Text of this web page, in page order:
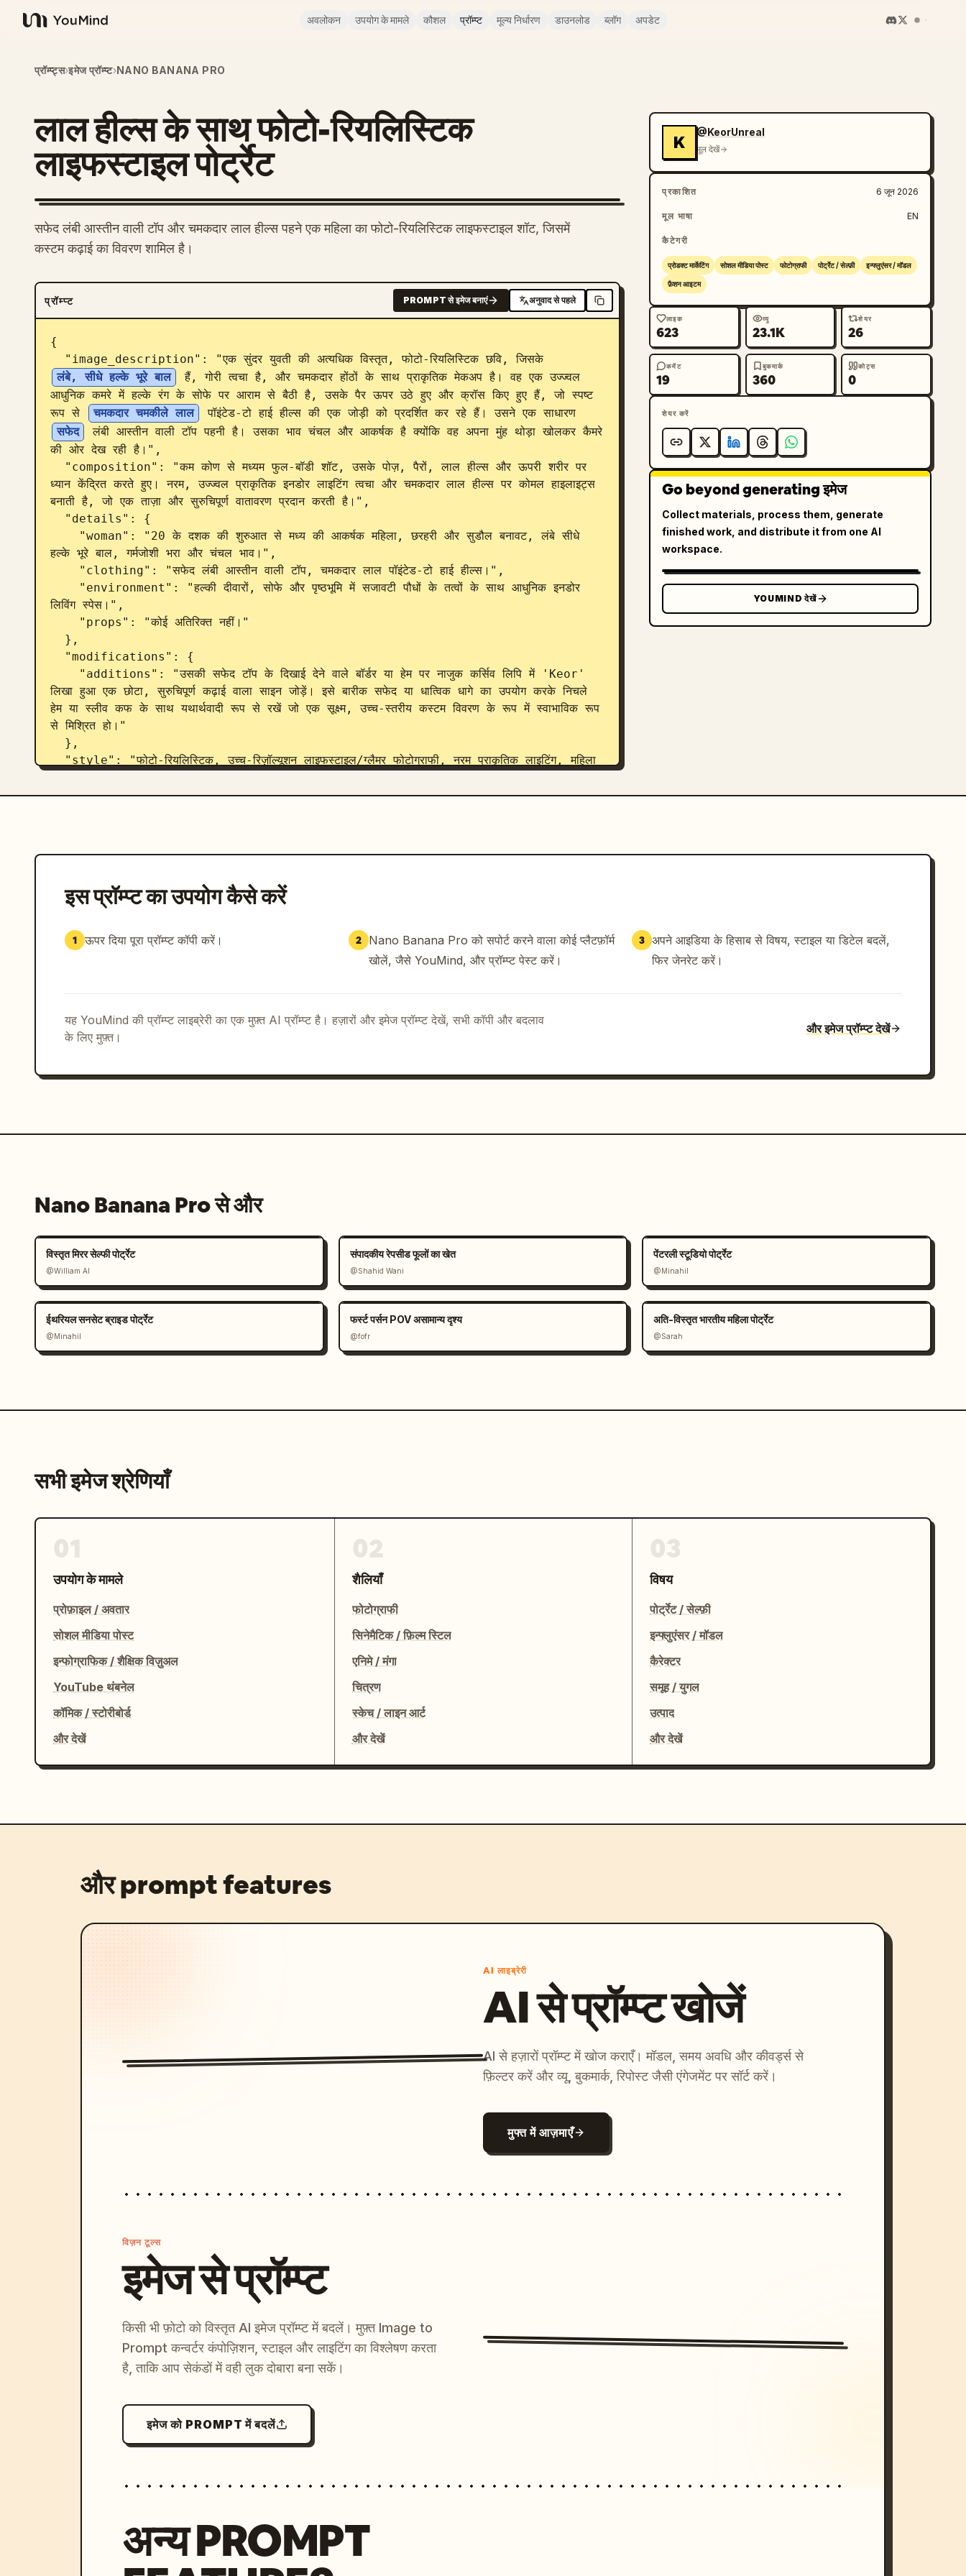
YouMind
अवलोकन उपयोग के मामले कौशल प्रॉम्प्ट मूल्य निर्धारण डाउनलोड ब्लॉग अपडेट
प्रॉम्प्ट्स›इमेज प्रॉम्प्ट›NANO BANANA PRO
लाल हील्स के साथ फोटो-रियलिस्टिक
लाइफस्टाइल पोर्ट्रेट
सफेद लंबी आस्तीन वाली टॉप और चमकदार लाल हील्स पहने एक महिला का फोटो-रियलिस्टिक लाइफस्टाइल शॉट, जिसमें
कस्टम कढ़ाई का विवरण शामिल है।
प्रॉम्प्ट PROMPT से इमेज बनाएं अनुवाद से पहले
{
  "image_description": "एक सुंदर युवती की अत्यधिक विस्तृत, फोटो-रियलिस्टिक छवि, जिसके
लंबे, सीधे हल्के भूरे बाल
हैं, गोरी त्वचा है, और चमकदार होंठों के साथ प्राकृतिक मेकअप है। वह एक उज्ज्वल
आधुनिक कमरे में हल्के रंग के सोफे पर आराम से बैठी है, उसके पैर ऊपर उठे हुए और क्रॉस किए हुए हैं, जो स्पष्ट
रूप से
चमकदार चमकीले लाल
पॉइंटेड-टो हाई हील्स की एक जोड़ी को प्रदर्शित कर रहे हैं। उसने एक साधारण
सफेद
लंबी आस्तीन वाली टॉप पहनी है। उसका भाव चंचल और आकर्षक है क्योंकि वह अपना मुंह थोड़ा खोलकर कैमरे
की ओर देख रही है।",
ध्यान केंद्रित करते हुए। नरम, उज्ज्वल प्राकृतिक इनडोर लाइटिंग त्वचा और चमकदार लाल हील्स पर कोमल हाइलाइट्स
बनाती है, जो एक ताज़ा और सुरुचिपूर्ण वातावरण प्रदान करती है।",
हल्के भूरे बाल, गर्मजोशी भरा और चंचल भाव।",
लिविंग स्पेस।",
लिखा हुआ एक छोटा, सुरुचिपूर्ण कढ़ाई वाला साइन जोड़ें। इसे बारीक सफेद या धात्विक धागे का उपयोग करके निचले
हेम या स्लीव कफ के साथ यथार्थवादी रूप से रखें जो एक सूक्ष्म, उच्च-स्तरीय कस्टम विवरण के रूप में स्वाभाविक रूप
से मिश्रित हो।"
  "technical": {
भाव, नरम इनडोर लाइटिंग, सफेद टॉप के बॉर्डर हेम पर सूक्ष्म कढ़ाई वाला 'Keor' जोड़ें --ar 2:3 --v 6 --q
2 --stylize 250"
K
@KeorUnreal
मूल देखें
प्रकाशित 6 जून 2026
मूल भाषा EN
कैटेगरी
प्रोडक्ट मार्केटिंग सोशल मीडिया पोस्ट फोटोग्राफी पोर्ट्रेट / सेल्फ़ी इन्फ्लुएंसर / मॉडल
फ़ैशन आइटम
लाइक
623
व्यू
23.1K
शेयर
26
कमेंट
19
बुकमार्क
360
कोट्स
0
शेयर करें
Go beyond generating इमेज
Collect materials, process them, generate
finished work, and distribute it from one AI
workspace.
YOUMIND देखें
इस प्रॉम्प्ट का उपयोग कैसे करें
1 ऊपर दिया पूरा प्रॉम्प्ट कॉपी करें। 2 Nano Banana Pro को सपोर्ट करने वाला कोई प्लैटफ़ॉर्म
खोलें, जैसे YouMind, और प्रॉम्प्ट पेस्ट करें।
3 अपने आइडिया के हिसाब से विषय, स्टाइल या डिटेल बदलें,
फिर जेनरेट करें।
यह YouMind की प्रॉम्प्ट लाइब्रेरी का एक मुफ़्त AI प्रॉम्प्ट है। हज़ारों और इमेज प्रॉम्प्ट देखें, सभी कॉपी और बदलाव
के लिए मुफ़्त।
और इमेज प्रॉम्प्ट देखें
Nano Banana Pro से और
विस्तृत मिरर सेल्फी पोर्ट्रेट
@William AI
संपादकीय रेपसीड फूलों का खेत
@Shahid Wani
पेंटरली स्टूडियो पोर्ट्रेट
@Minahil
ईथरियल सनसेट ब्राइड पोर्ट्रेट
@Minahil
फर्स्ट पर्सन POV असामान्य दृश्य
@fofr
अति-विस्तृत भारतीय महिला पोर्ट्रेट
@Sarah
सभी इमेज श्रेणियाँ
उपयोग के मामले
प्रोफ़ाइल / अवतार
सोशल मीडिया पोस्ट
इन्फोग्राफिक / शैक्षिक विज़ुअल
YouTube थंबनेल
कॉमिक / स्टोरीबोर्ड
और देखें
शैलियाँ
फोटोग्राफी
सिनेमैटिक / फ़िल्म स्टिल
एनिमे / मंगा
चित्रण
स्केच / लाइन आर्ट
और देखें
विषय
पोर्ट्रेट / सेल्फ़ी
इन्फ्लुएंसर / मॉडल
कैरेक्टर
समूह / युगल
उत्पाद
और देखें
और prompt features
AI लाइब्रेरी
AI से प्रॉम्प्ट खोजें
AI से हज़ारों प्रॉम्प्ट में खोज कराएँ। मॉडल, समय अवधि और कीवर्ड्स से
फ़िल्टर करें और व्यू, बुकमार्क, रिपोस्ट जैसी एंगेजमेंट पर सॉर्ट करें।
मुफ्त में आज़माएँ
विज़न टूल्स
इमेज से प्रॉम्प्ट
किसी भी फ़ोटो को विस्तृत AI इमेज प्रॉम्प्ट में बदलें। मुफ़्त Image to
Prompt कन्वर्टर कंपोज़िशन, स्टाइल और लाइटिंग का विश्लेषण करता
है, ताकि आप सेकंडों में वही लुक दोबारा बना सकें।
इमेज को PROMPT में बदलें
अन्य PROMPT